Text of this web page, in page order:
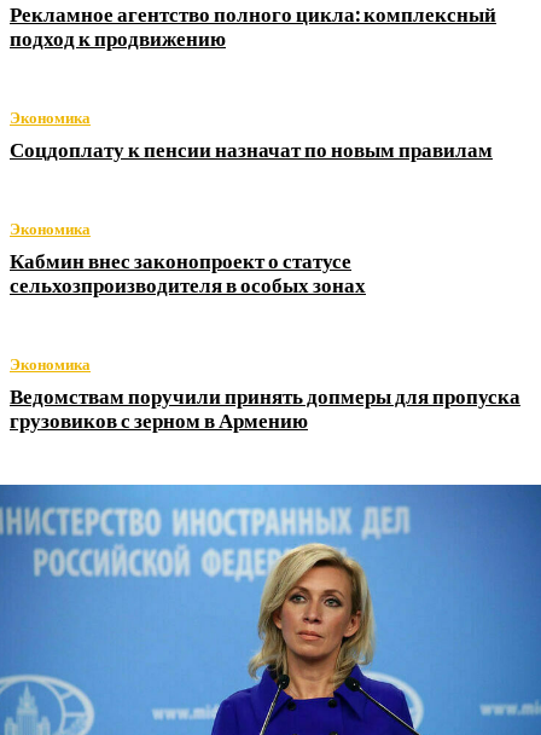
Рекламное агентство полного цикла: комплексный
подход к продвижению
Экономика
Соцдоплату к пенсии назначат по новым правилам
Экономика
Кабмин внес законопроект о статусе
сельхозпроизводителя в особых зонах
Экономика
Ведомствам поручили принять допмеры для пропуска
грузовиков с зерном в Армению